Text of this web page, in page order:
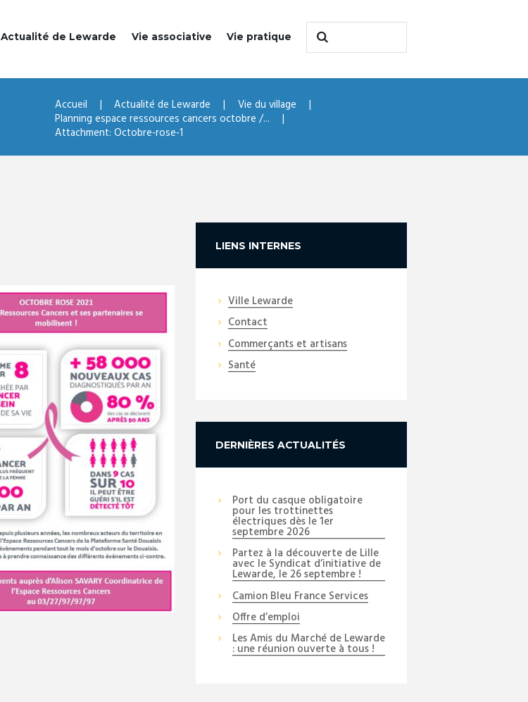
Actualité de Lewarde Vie associative Vie pratique
Accueil Actualité de Lewarde
Vie du village
Planning espace ressources cancers octobre /...
Attachment: Octobre-rose-1
Next item
LIENS INTERNES
Ville Lewarde
Contact
Commerçants et artisans
Santé
DERNIÈRES ACTUALITÉS
Port du casque obligatoire
pour les trottinettes
électriques dès le 1er
septembre 2026
Partez à la découverte de Lille
avec le Syndicat d’initiative de
Lewarde, le 26 septembre !
Camion Bleu France Services
Offre d’emploi
Les Amis du Marché de Lewarde
: une réunion ouverte à tous !